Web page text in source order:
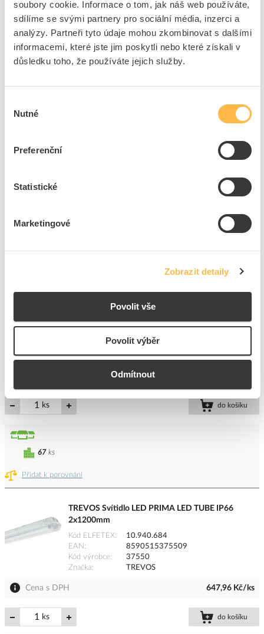
soubory cookie. Informace o tom, jak náš web používáte,
sdílíme se svými partnery pro sociální média, inzerci a
analýzy. Partneři tyto údaje mohou zkombinovat s dalšími
informacemi, které jste jim poskytli nebo které získali v
důsledku toho, že používáte jejich služby.
souhlasu
Nutné
Preferenční
Statistické
Marketingové
Zobrazit detaily
Povolit vše
Povolit výběr
Odmítnout
Přidat k porovnání
ks
PHILIPS Svítidlo LED Ledinaire TW1 46W 5600lm
do košíku
4000K IP66
Kód ELFETEX
11.377.876
Kód výrobce
871016336010299
Značka
PHILIPS
ks do košíku
Přidat k porovnání
67 ks
TREVOS Svítidlo LED PRIMA LED TUBE IP66
2x1200mm
Kód ELFETEX
10.940.684
EAN
8590515375509
Kód výrobce
37550
Značka
TREVOS
Cena s DPH 647,96 Kč/ks
ks do košíku